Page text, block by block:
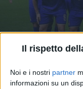
Il rispetto
Noi e i nostri partner
informazioni su un
IL SORTEGGIO 20